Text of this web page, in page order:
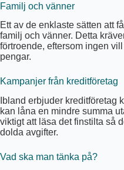
Familj och vänner
Ett av de enklaste sätten att
familj och vänner. Detta
förtroende, eftersom ingen
pengar.
Kampanjer från kreditföretag
Ibland erbjuder kreditföretag
kan låna en mindre summa
viktigt att läsa det finstilta så
dolda avgifter.
Vad ska man tänka på?